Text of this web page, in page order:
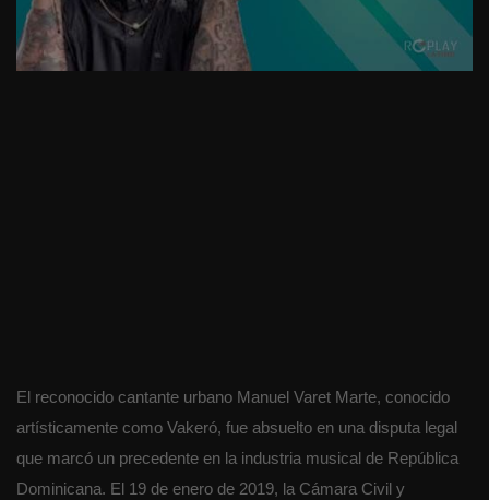
El reconocido cantante urbano Manuel Varet Marte, conocido
artísticamente como Vakeró, fue absuelto en una disputa legal
que marcó un precedente en la industria musical de República
Dominicana. El 19 de enero de 2019, la Cámara Civil y